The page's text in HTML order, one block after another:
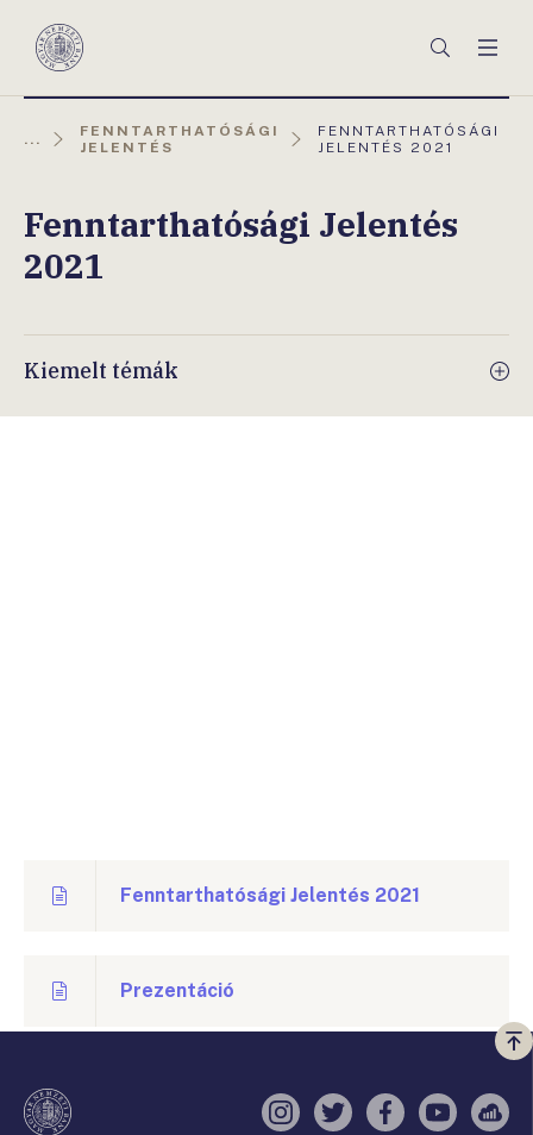
Magyar
Keresés
...
FENNTARTHATÓSÁGI
JELENTÉS
AKTUÁLIS
OLDAL:
FENNTARTHATÓSÁGI
JELENTÉS 2021
Fenntarthatósági Jelentés
2021
Kiemelt témák
Fenntarthatósági Jelentés 2021
Prezentáció
a
Instagram
TwitterFacebook
YouTube